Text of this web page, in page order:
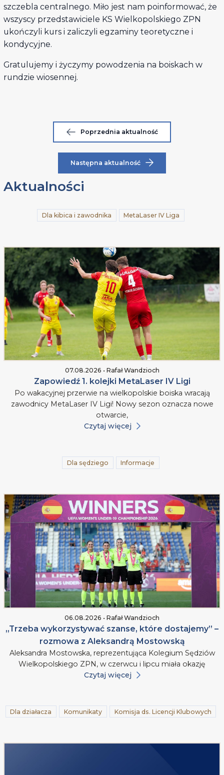
szczebla centralnego. Miło jest nam poinformować, że
wszyscy przedstawiciele KS Wielkopolskiego ZPN
ukończyli kurs i zaliczyli egzaminy teoretyczne i
kondycyjne.
Gratulujemy i życzymy powodzenia na boiskach w
rundzie wiosennej.
Poprzednia aktualność
Następna aktualność
Aktualności
Dla kibica i zawodnika MetaLaser IV Liga
07.08.2026 • Rafał Wandzioch
Zapowiedź 1. kolejki MetaLaser IV Ligi
Po wakacyjnej przerwie na wielkopolskie boiska wracają
zawodnicy MetaLaser IV Ligi! Nowy sezon oznacza nowe
otwarcie,
Czytaj więcej
Dla sędziego Informacje
06.08.2026 • Rafał Wandzioch
„Trzeba wykorzystywać szanse, które dostajemy” –
rozmowa z Aleksandrą Mostowską
Aleksandra Mostowska, reprezentująca Kolegium Sędziów
Wielkopolskiego ZPN, w czerwcu i lipcu miała okazję
Czytaj więcej
Dla działacza Komunikaty Komisja ds. Licencji Klubowych